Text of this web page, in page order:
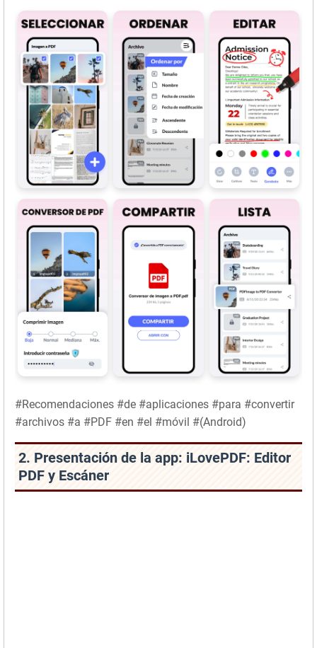
#Recomendaciones #de #aplicaciones #para #convertir
#archivos #a #PDF #en #el #móvil #(Android)
2. Presentación de la app: iLovePDF: Editor
PDF y Escáner